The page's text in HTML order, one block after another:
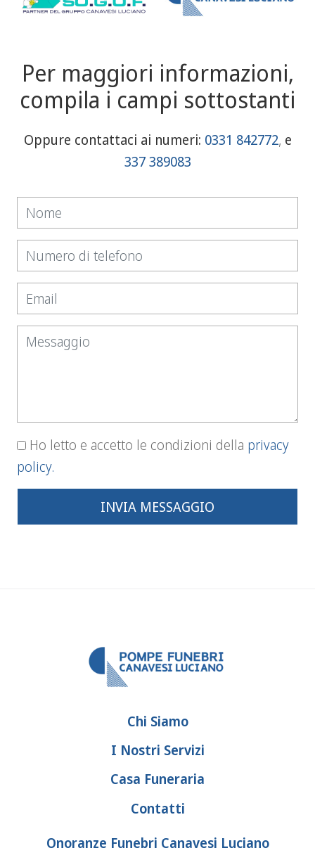
Per maggiori informazioni,
compila i campi sottostanti
Oppure contattaci ai numeri: 0331 842772, e
337 389083
Ho letto e accetto le condizioni della privacy
policy.
INVIA MESSAGGIO
Chi Siamo
I Nostri Servizi
Casa Funeraria
Contatti
Onoranze Funebri Canavesi Luciano